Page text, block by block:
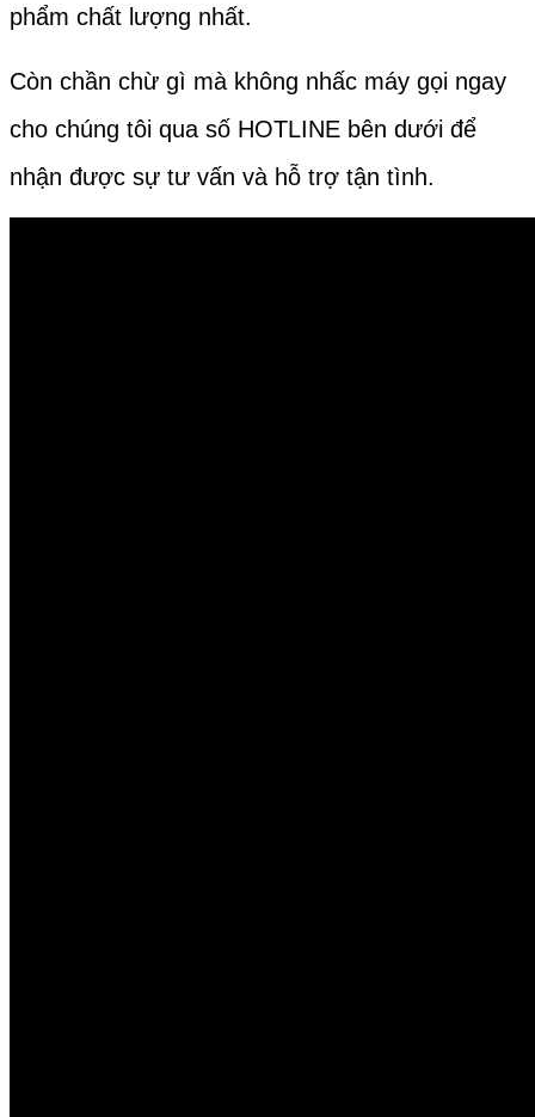
phẩm chất lượng nhất.
Còn chần chừ gì mà không nhấc máy gọi ngay
cho chúng tôi qua số HOTLINE bên dưới để
nhận được sự tư vấn và hỗ trợ tận tình.